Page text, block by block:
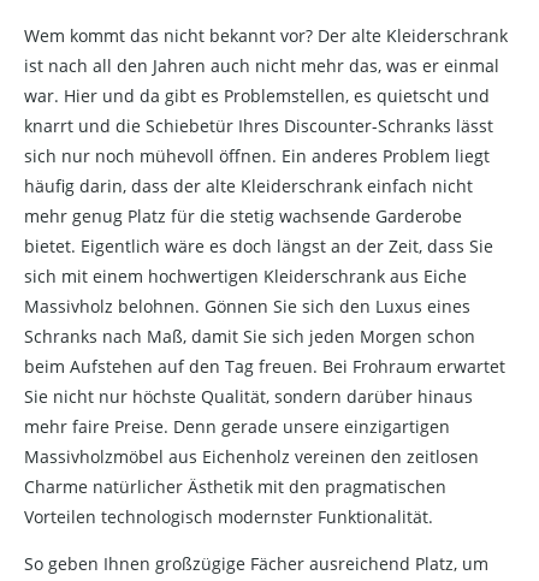
Wem kommt das nicht bekannt vor? Der alte Kleiderschrank
ist nach all den Jahren auch nicht mehr das, was er einmal
war. Hier und da gibt es Problemstellen, es quietscht und
knarrt und die Schiebetür Ihres Discounter-Schranks lässt
sich nur noch mühevoll öffnen. Ein anderes Problem liegt
häufig darin, dass der alte Kleiderschrank einfach nicht
mehr genug Platz für die stetig wachsende Garderobe
bietet. Eigentlich wäre es doch längst an der Zeit, dass Sie
sich mit einem hochwertigen Kleiderschrank aus Eiche
Massivholz belohnen. Gönnen Sie sich den Luxus eines
Schranks nach Maß, damit Sie sich jeden Morgen schon
beim Aufstehen auf den Tag freuen. Bei Frohraum erwartet
Sie nicht nur höchste Qualität, sondern darüber hinaus
mehr faire Preise. Denn gerade unsere einzigartigen
Massivholzmöbel aus Eichenholz vereinen den zeitlosen
Charme natürlicher Ästhetik mit den pragmatischen
Vorteilen technologisch modernster Funktionalität.
So geben Ihnen großzügige Fächer ausreichend Platz, um